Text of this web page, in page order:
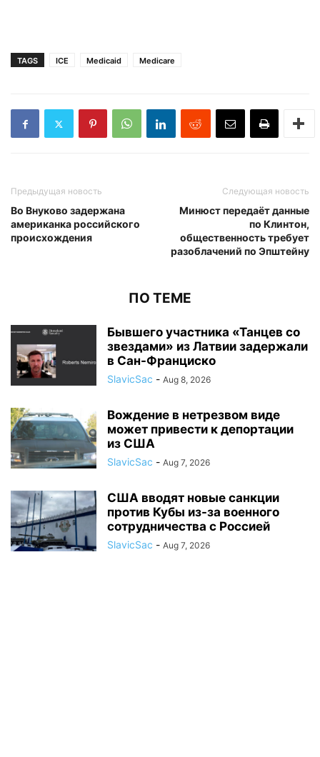
TAGS ICE Medicaid Medicare
Предыдущая новость
Во Внуково задержана
американка российского
происхождения
Следующая новость
Минюст передаёт данные
по Клинтон,
общественность требует
разоблачений по Эпштейну
ПО ТЕМЕ
Бывшего участника «Танцев со
звездами» из Латвии задержали
в Сан-Франциско
SlavicSac - Aug 8, 2026
Вождение в нетрезвом виде
может привести к депортации
из США
SlavicSac - Aug 7, 2026
США вводят новые санкции
против Кубы из-за военного
сотрудничества с Россией
SlavicSac - Aug 7, 2026